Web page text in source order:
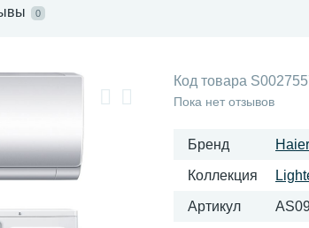
0
Код товара
Пока нет отзывов
Бренд Haier
Коллекция
Артикул